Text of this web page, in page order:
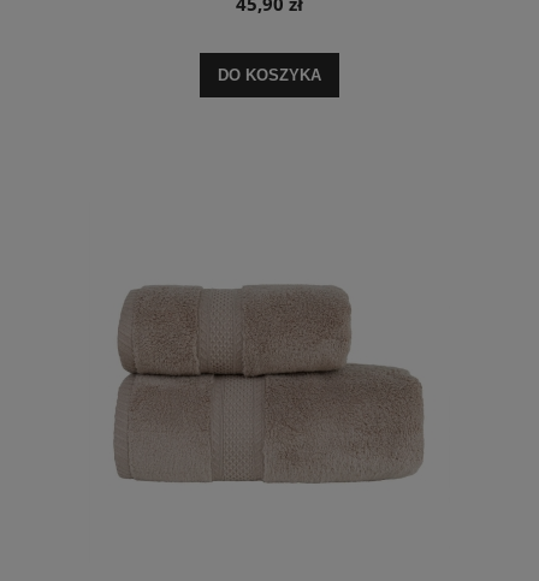
DO KOSZYKA